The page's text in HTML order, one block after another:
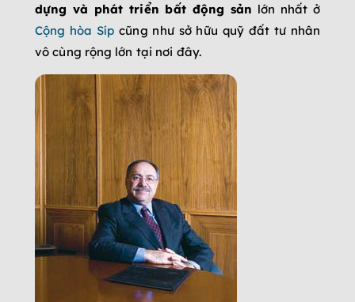
dựng và phát triển bất động sản lớn nhất ở
Cộng hòa Síp cũng như sở hữu quỹ đất tư nhân
vô cùng rộng lớn tại nơi đây.